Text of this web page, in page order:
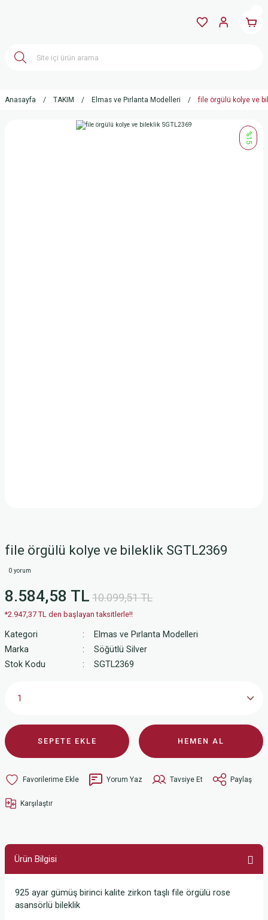
Anasayfa TAKIM Elmas ve Pırlanta Modelleri file örgülü kolye ve
%15
file örgülü kolye ve bileklik SGTL2369
0 yorum
8.584,58 TL 10.099,51 TL
*2.947,37 TL den başlayan taksitlerle!!
Kategori
Elmas ve Pırlanta Modelleri
Marka
Söğütlü Silver
Stok Kodu
SGTL2369
SEPETE EKLE HEMEN AL
Yorum Yaz Tavsiye Et Paylaş
Karşılaştır
Ürün Bilgisi
925 ayar gümüş birinci kalite zirkon taşlı file örgülü rose
asansörlü bileklik